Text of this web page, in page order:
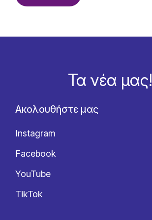
Τα νέα μας!
Ακολουθήστε μας
Instagram
Facebook
YouTube
TikTok